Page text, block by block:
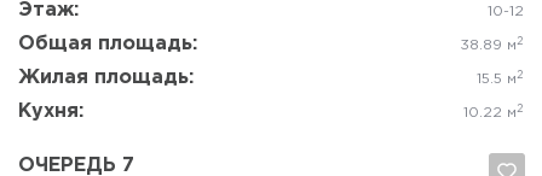
Этаж: 10-12
Общая площадь: 38.89 м 2
Жилая площадь: 15.5 м 2
Кухня: 10.22 м 2
ОЧЕРЕДЬ 7